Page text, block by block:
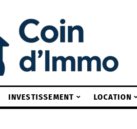
INVESTISSEMENT LOCATION